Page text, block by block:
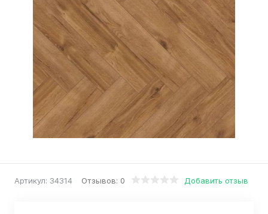
Отзывов: 0 Добавить отзыв
Артикул: 34314